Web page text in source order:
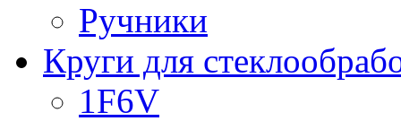
Ручники
Круги для
1F6V